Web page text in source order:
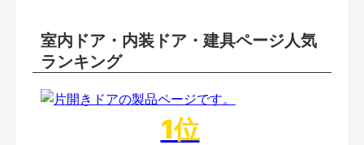
室内ドア・内装ドア・建具ページ人気
ランキング